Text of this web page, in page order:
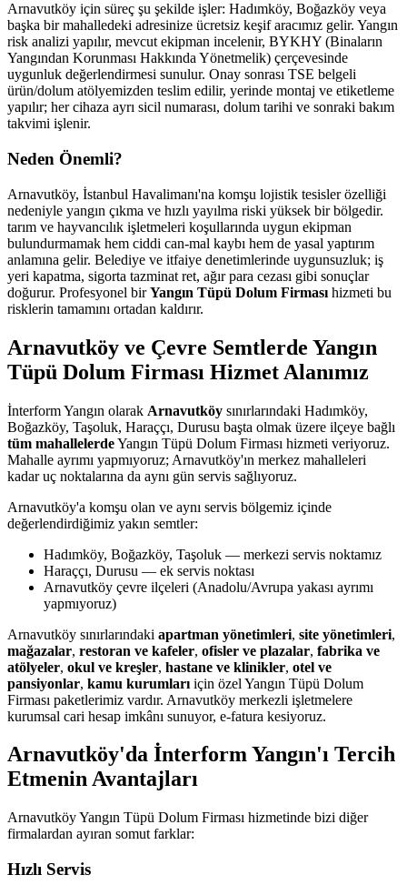
Arnavutköy için süreç şu şekilde işler: Hadımköy, Boğazköy veya
başka bir mahalledeki adresinize ücretsiz keşif aracımız gelir. Yangın
risk analizi yapılır, mevcut ekipman incelenir, BYKHY (Binaların
Yangından Korunması Hakkında Yönetmelik) çerçevesinde
uygunluk değerlendirmesi sunulur. Onay sonrası TSE belgeli
ürün/dolum atölyemizden teslim edilir, yerinde montaj ve etiketleme
yapılır; her cihaza ayrı sicil numarası, dolum tarihi ve sonraki bakım
takvimi işlenir.
Neden Önemli?
Arnavutköy, İstanbul Havalimanı'na komşu lojistik tesisler özelliği
nedeniyle yangın çıkma ve hızlı yayılma riski yüksek bir bölgedir.
tarım ve hayvancılık işletmeleri koşullarında uygun ekipman
bulundurmamak hem ciddi can-mal kaybı hem de yasal yaptırım
anlamına gelir. Belediye ve itfaiye denetimlerinde uygunsuzluk; iş
yeri kapatma, sigorta tazminat ret, ağır para cezası gibi sonuçlar
doğurur. Profesyonel birYangın Tüpü Dolum Firması hizmeti bu
risklerin tamamını ortadan kaldırır.
Arnavutköy ve Çevre Semtlerde Yangın
Tüpü Dolum Firması Hizmet Alanımız
İnterform Yangın olarak Arnavutköy sınırlarındaki Hadımköy,
Boğazköy, Taşoluk, Haraççı, Durusu başta olmak üzere ilçeye bağlı
tüm mahallelerdeYangın Tüpü Dolum Firması hizmeti veriyoruz.
Mahalle ayrımı yapmıyoruz; Arnavutköy'ın merkez mahalleleri
kadar uç noktalarına da aynı gün servis sağlıyoruz.
Arnavutköy'a komşu olan ve aynı servis bölgemiz içinde
değerlendirdiğimiz yakın semtler:
Hadımköy, Boğazköy, Taşoluk — merkezi servis noktamız
Haraççı, Durusu — ek servis noktası
Arnavutköy çevre ilçeleri (Anadolu/Avrupa yakası ayrımı
yapmıyoruz)
Arnavutköy sınırlarındaki apartman yönetimleri, site yönetimleri,
mağazalar, restoran ve kafeler, ofisler ve plazalar, fabrika ve
atölyeler, okul ve kreşler, hastane ve klinikler, otel ve
pansiyonlar, kamu kurumları için özel Yangın Tüpü Dolum
Firması paketlerimiz vardır. Arnavutköy merkezli işletmelere
kurumsal cari hesap imkânı sunuyor, e-fatura kesiyoruz.
Arnavutköy'da İnterform Yangın'ı Tercih
Etmenin Avantajları
Arnavutköy Yangın Tüpü Dolum Firması hizmetinde bizi diğer
firmalardan ayıran somut farklar:
Hızlı Servis